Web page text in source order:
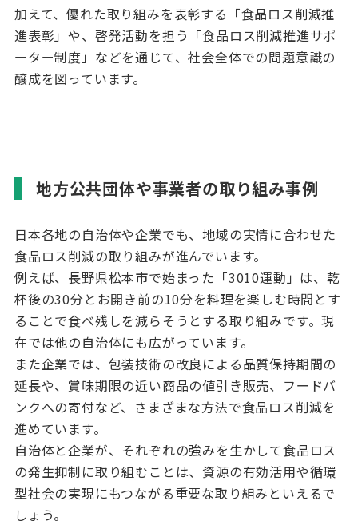
加えて、優れた取り組みを表彰する「食品ロス削減推
進表彰」や、啓発活動を担う「食品ロス削減推進サポ
ーター制度」などを通じて、社会全体での問題意識の
醸成を図っています。
地方公共団体や事業者の取り組み事例
日本各地の自治体や企業でも、地域の実情に合わせた
食品ロス削減の取り組みが進んでいます。
例えば、長野県松本市で始まった「3010運動」は、乾
杯後の30分とお開き前の10分を料理を楽しむ時間とす
ることで食べ残しを減らそうとする取り組みです。現
在では他の自治体にも広がっています。
また企業では、包装技術の改良による品質保持期間の
延長や、賞味期限の近い商品の値引き販売、フードバ
ンクへの寄付など、さまざまな方法で食品ロス削減を
進めています。
自治体と企業が、それぞれの強みを生かして食品ロス
の発生抑制に取り組むことは、資源の有効活用や循環
型社会の実現にもつながる重要な取り組みといえるで
しょう。